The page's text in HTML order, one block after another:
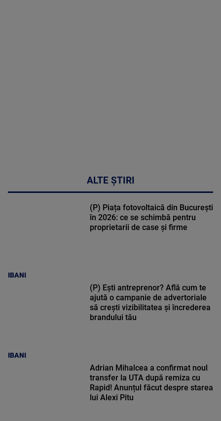
ALTE ȘTIRI
IBANI
(P) Piața fotovoltaică din București
în 2026: ce se schimbă pentru
proprietarii de case și firme
IBANI
(P) Ești antreprenor? Află cum te
ajută o campanie de advertoriale
să crești vizibilitatea și încrederea
brandului tău
Adrian Mihalcea a confirmat noul
transfer la UTA după remiza cu
Rapid! Anunțul făcut despre starea
lui Alexi Pitu